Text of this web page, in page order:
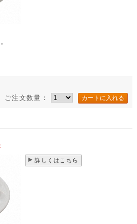
ご注文数量：
詳しくはこちら